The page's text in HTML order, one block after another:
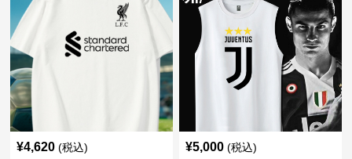
¥4,620 (税込) ¥5,000 (税込)